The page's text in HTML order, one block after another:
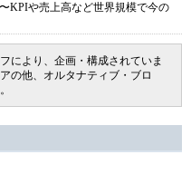
KPIや売上高など世界規模で今の
により、企画・構成されていま
の他、オルタナティブ・ブロ